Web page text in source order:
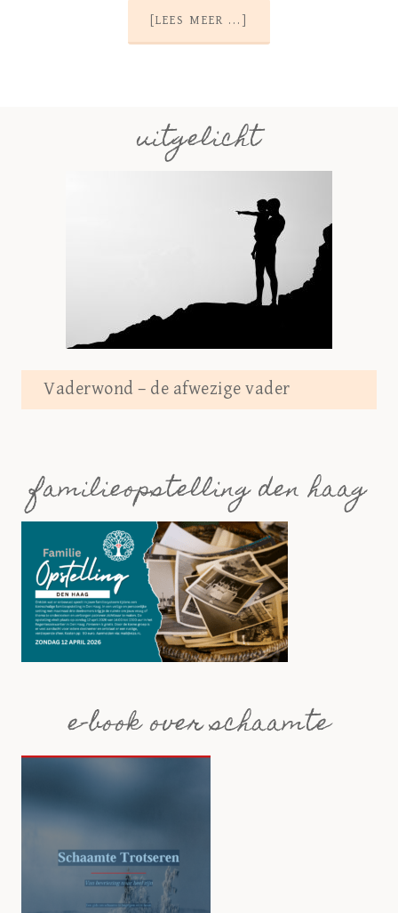
[LEES MEER ...]
uitgelicht
Vaderwond – de afwezige vader
familieopstelling den haag
e-book over schaamte